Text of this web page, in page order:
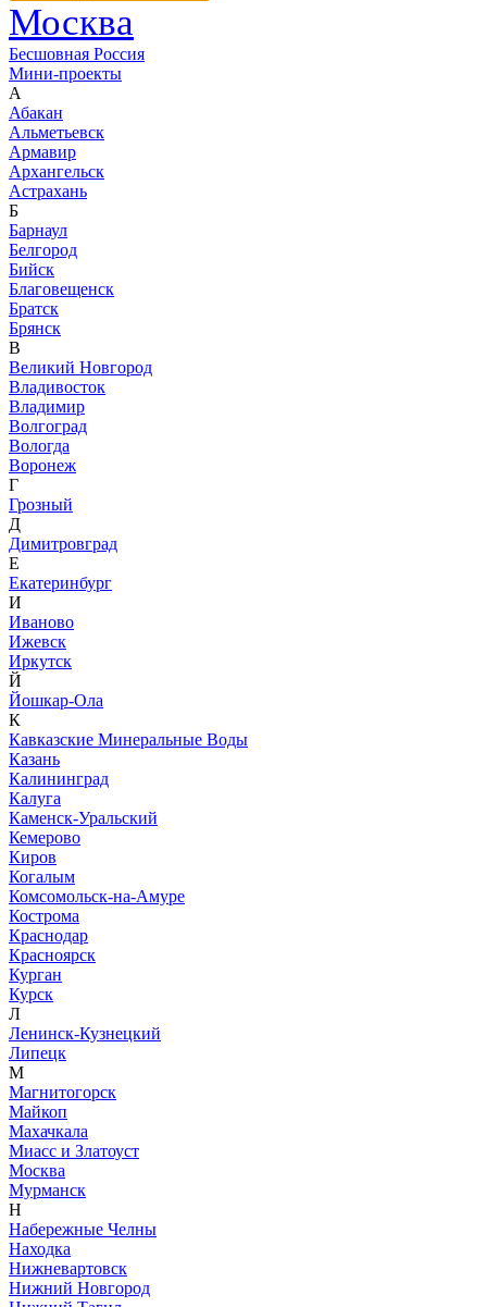
Москва
Бесшовная Россия
Мини-проекты
А
Абакан
Альметьевск
Армавир
Архангельск
Астрахань
Б
Барнаул
Белгород
Бийск
Благовещенск
Братск
Брянск
В
Великий Новгород
Владивосток
Владимир
Волгоград
Вологда
Воронеж
Г
Грозный
Д
Димитровград
Е
Екатеринбург
И
Иваново
Ижевск
Иркутск
Й
Йошкар-Ола
К
Кавказские Минеральные Воды
Казань
Калининград
Калуга
Каменск-Уральский
Кемерово
Киров
Когалым
Комсомольск-на-Амуре
Кострома
Краснодар
Красноярск
Курган
Курск
Л
Ленинск-Кузнецкий
Липецк
М
Магнитогорск
Майкоп
Махачкала
Миасс и Златоуст
Москва
Мурманск
Н
Набережные Челны
Находка
Нижневартовск
Нижний Новгород